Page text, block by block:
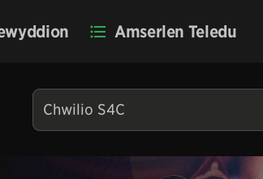
Amserlen Teledu